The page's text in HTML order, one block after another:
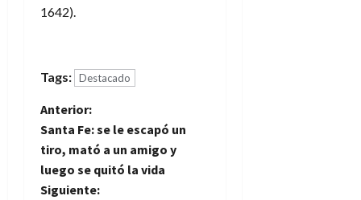
1642).
Tags: Destacado
N
a
v
Anterior:
Santa Fe: se le escapó un
tiro, mató a un amigo y
luego se quitó la vida
Siguiente: